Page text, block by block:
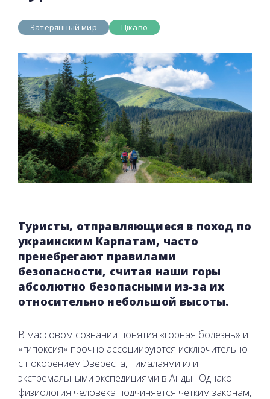
Затерянный мир Цікаво
Туристы, отправляющиеся в поход по
украинским Карпатам, часто
пренебрегают правилами
безопасности, считая наши горы
абсолютно безопасными из-за их
относительно небольшой высоты.
В массовом сознании понятия «горная болезнь» и
«гипоксия» прочно ассоциируются исключительно
с покорением Эвереста, Гималаями или
экстремальными экспедициями в Анды. Однако
физиология человека подчиняется четким законам,